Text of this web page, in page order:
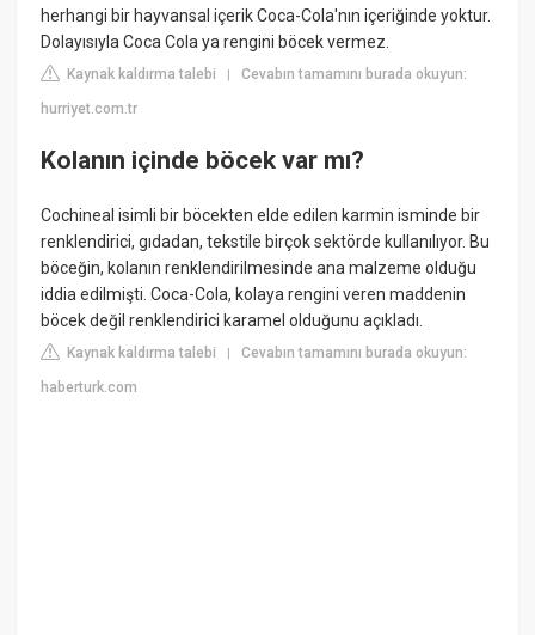
herhangi bir hayvansal içerik Coca-Cola'nın içeriğinde yoktur.
Dolayısıyla Coca Cola ya rengini böcek vermez.
Kaynak kaldırma talebi |Cevabın tamamını burada okuyun:
hurriyet.com.tr
Kolanın içinde böcek var mı?
Cochineal isimli bir böcekten elde edilen karmin isminde bir
renklendirici, gıdadan, tekstile birçok sektörde kullanılıyor. Bu
böceğin, kolanın renklendirilmesinde ana malzeme olduğu
iddia edilmişti. Coca-Cola, kolaya rengini veren maddenin
böcek değil renklendirici karamel olduğunu açıkladı.
Kaynak kaldırma talebi |Cevabın tamamını burada okuyun:
haberturk.com